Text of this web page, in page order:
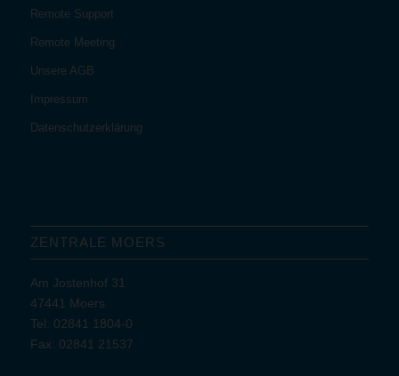
Remote Support
Remote Meeting
Unsere AGB
Impressum
Datenschutzerklärung
ZENTRALE MOERS
Am Jostenhof 31
47441 Moers
Tel: 02841 1804-0
Fax: 02841 21537